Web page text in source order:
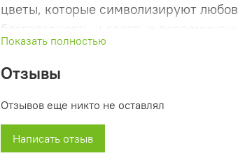
цветы, которые символизируют
благодарность и светлые
гармонично дополнены зелёными
белыми элементами, что создаёт
корзину особенно уместной в момент
человеком, чья жизнь была наполнена
заботой и любовью.
Показать полностью
Отзывы
Отзывов еще никто не оставлял
Написать отзыв